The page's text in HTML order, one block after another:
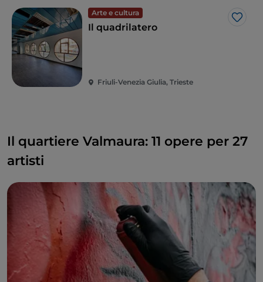
della città e vuole incentivare i più giovani a scoprire
le meraviglie della street art, forma espressiva
democratica e fruibile da tutti per eccellenza.
Arte e cultura
Like
Il quadrilatero
Friuli-Venezia Giulia, Trieste
Il quartiere Valmaura: 11 opere per 27
artisti